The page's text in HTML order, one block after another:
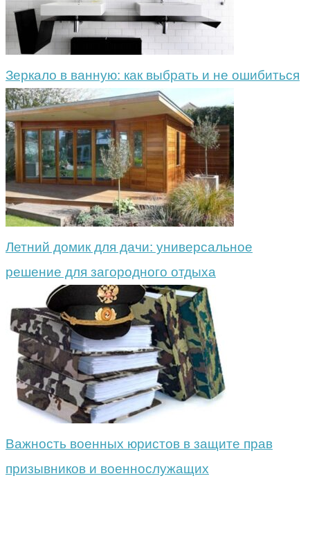
Зеркало в ванную: как выбрать и не ошибиться
Летний домик для дачи: универсальное
решение для загородного отдыха
Важность военных юристов в защите прав
призывников и военнослужащих